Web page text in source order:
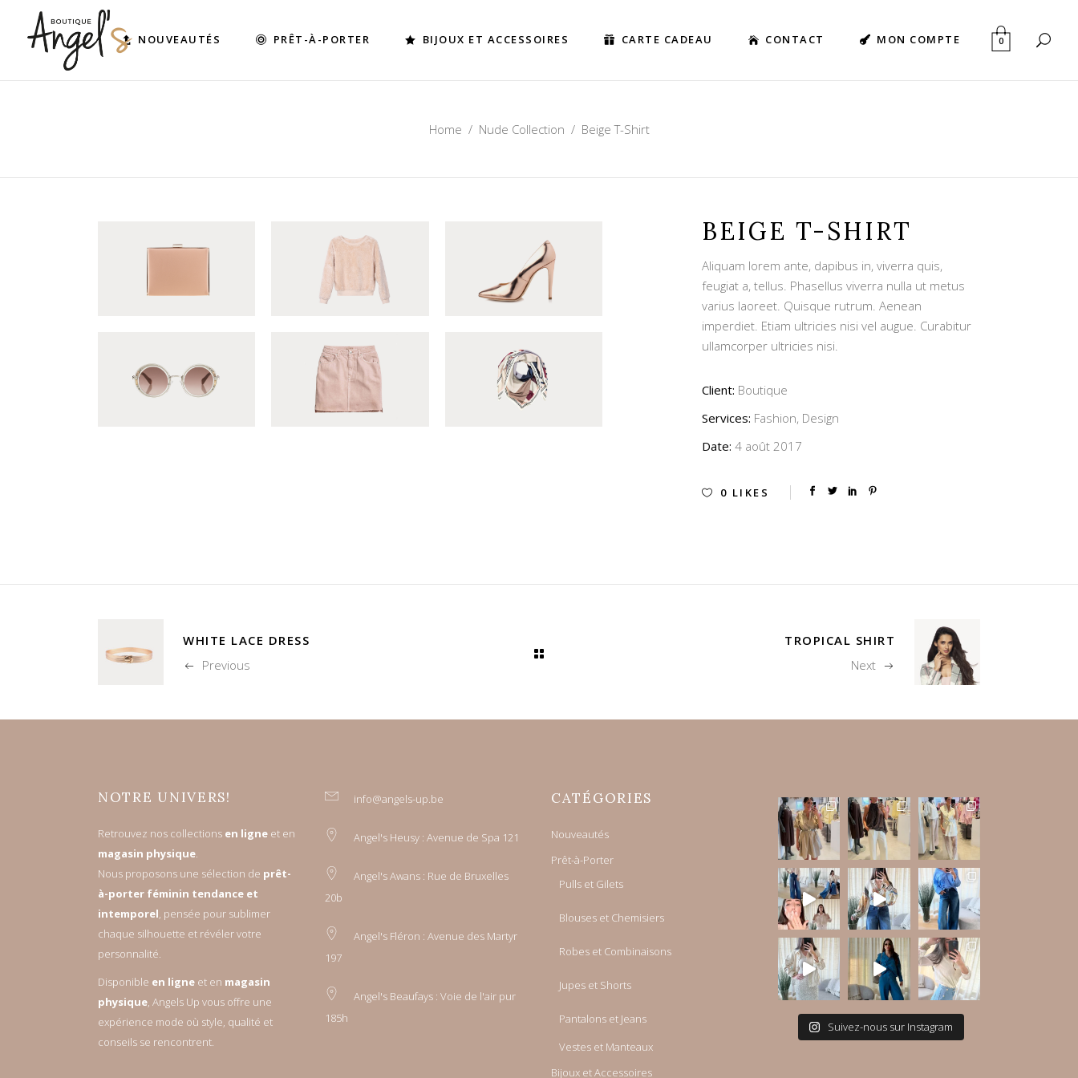
NOUVEAUTÉS PRÊT-À-PORTER BIJOUX ET ACCESSOIRES CARTE CADEAU CONTACT MON COMPTE 0
Home / Nude Collection / Beige T-Shirt
BEIGE T-SHIRT
Aliquam lorem ante, dapibus in, viverra quis,
feugiat a, tellus. Phasellus viverra nulla ut metus
varius laoreet. Quisque rutrum. Aenean
imperdiet. Etiam ultricies nisi vel augue. Curabitur
ullamcorper ultricies nisi.
Client: Boutique
Services: Fashion, Design
Date: 4 août 2017
0 LIKES
WHITE LACE DRESS
Previous
TROPICAL SHIRT
Next
NOTRE UNIVERS!
Retrouvez nos collections en ligne et en
magasin physique.
Nous proposons une sélection de prêt-
à-porter féminin tendance et
intemporel, pensée pour sublimer
chaque silhouette et révéler votre
personnalité.
Disponible en ligne et en magasin
physique, Angels Up vous offre une
expérience mode où style, qualité et
conseils se rencontrent.
info@angels-up.be
Angel's Heusy : Avenue de Spa 121
Angel's Awans : Rue de Bruxelles
20b
Angel's Fléron : Avenue des Martyr
197
Angel's Beaufays : Voie de l'air pur
185h
CATÉGORIES
Nouveautés
Prêt-à-Porter
Pulls et Gilets
Blouses et Chemisiers
Robes et Combinaisons
Jupes et Shorts
Pantalons et Jeans
Vestes et Manteaux
Bijoux et Accessoires
Suivez-nous sur Instagram